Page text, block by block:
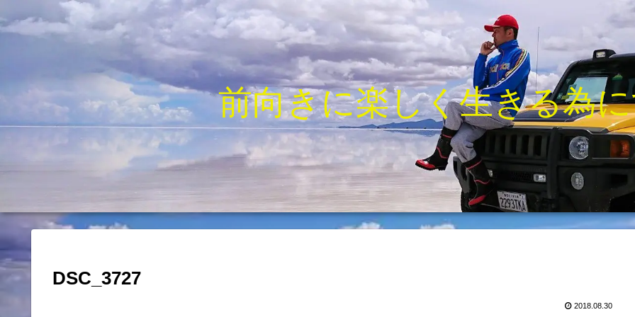
前向きに楽しく生きる為
DSC_3727
2018.08.30